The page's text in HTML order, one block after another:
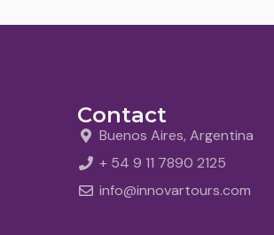
Contact
Buenos Aires, Argentina
+ 54 9 11 7890 2125
info@innovartours.com